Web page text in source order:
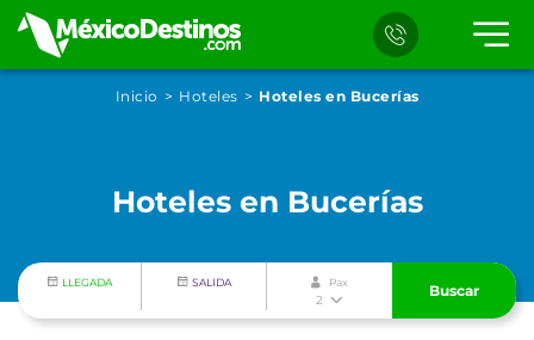
Inicio Hoteles Hoteles en Bucerías
Hoteles en Bucerías
LLEGADA SALIDA Pax
2
Buscar